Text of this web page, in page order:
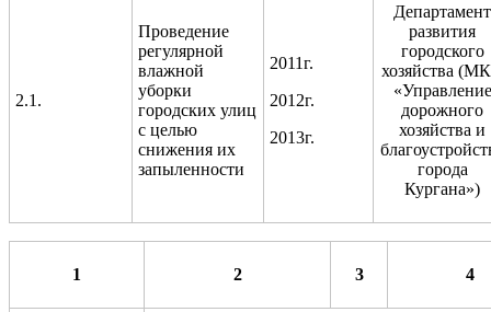
2.1.
Проведение
регулярной
влажной
уборки
городских улиц
с целью
снижения их
запыленности
2011г.
2012г.
2013г.
Департамент
развития
городского
хозяйства
«Управление
дорожного
хозяйства и
города
Кургана»)
1 2 3 4